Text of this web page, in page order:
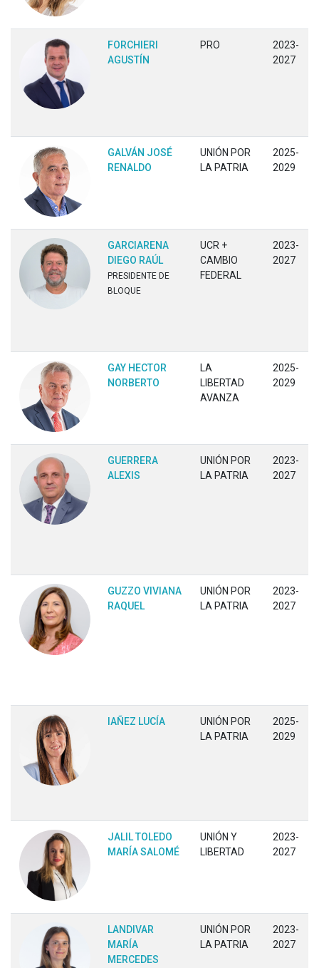
FORCHIERI
AGUSTÍN
PRO
2023-
2027
GALVÁN JOSÉ
RENALDO
UNIÓN POR
LA PATRIA
2025-
2029
GARCIARENA
DIEGO RAÚL
PRESIDENTE DE
BLOQUE
UCR +
CAMBIO
FEDERAL
2023-
2027
GAY HECTOR
NORBERTO
LA
LIBERTAD
AVANZA
2025-
2029
GUERRERA
ALEXIS
UNIÓN POR
LA PATRIA
2023-
2027
GUZZO VIVIANA
RAQUEL
UNIÓN POR
LA PATRIA
2023-
2027
IAÑEZ LUCÍA
UNIÓN POR
LA PATRIA
2025-
2029
JALIL TOLEDO
MARÍA SALOMÉ
UNIÓN Y
LIBERTAD
2023-
2027
LANDIVAR
MARÍA
MERCEDES
UNIÓN POR
LA PATRIA
2023-
2027